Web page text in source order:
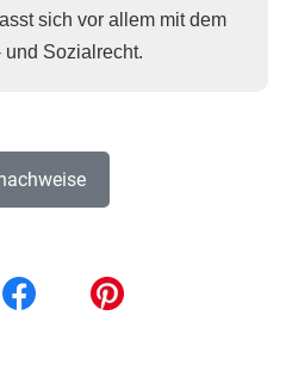
sich vor allem mit dem
und Sozialrecht.